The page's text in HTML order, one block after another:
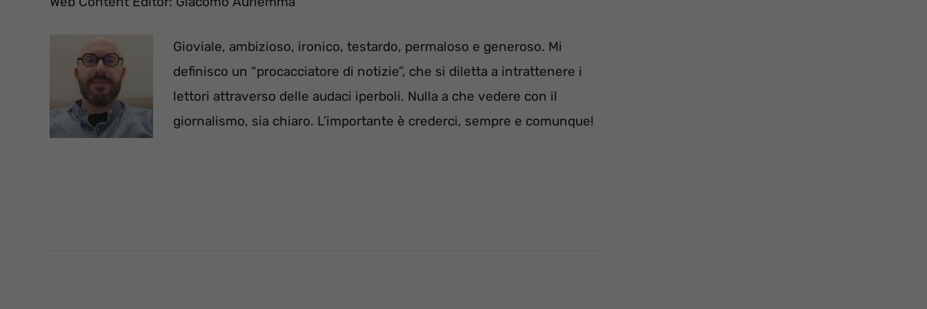
Gioviale, ambizioso, ironico, testardo, permaloso e generoso. Mi
definisco un “procacciatore di notizie”, che si diletta a intrattenere i
lettori attraverso delle audaci iperboli. Nulla a che vedere con il
giornalismo, sia chiaro. L’importante è crederci, sempre e comunque!